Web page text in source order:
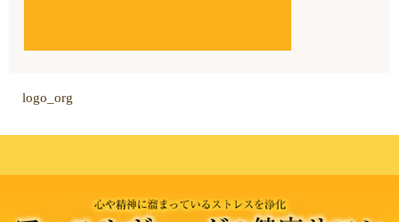
logo_org